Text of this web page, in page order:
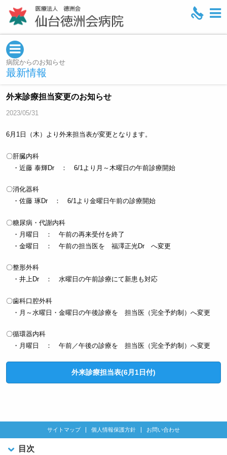
e
病院からのお知らせ
最新情報
外来診療担当変更のお知らせ
2023/05/31
6月1日（木）より外来担当表が変更となります。
〇肝臓内科
・近藤 泰輝Dr ： 6/1より月～木曜日の午前診療開始
〇消化器科
・佐藤 琢Dr ： 6/1より金曜日午前の診療開始
〇糖尿病・代謝内科
・月曜日 ： 午前の再来受付を終了
・金曜日 ： 午前の担当医を 福澤正光Dr へ変更
〇整形外科
・井上Dr ： 水曜日の午前診療にて新患も対応
〇歯科口腔外科
・月～水曜日・金曜日の午後診療を 担当医（完全予約制）へ変更
〇循環器内科
・月曜日 ： 午前／午後の診療を 担当医（完全予約制）へ変更
外来診療担当表(6月1日付)
サイトマップ 個人情報保護方針 お問い合わせ
目次